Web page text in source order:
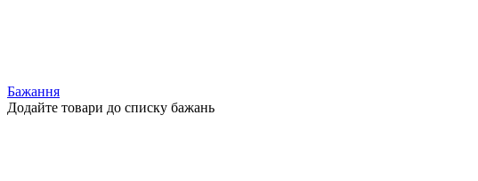
Бажання
Додайте товари до списку бажань